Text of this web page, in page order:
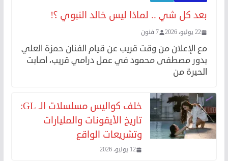
بعد كل شي .. لماذا ليس خالد النبوي ؟!
22 يوليو، 2026 7 فنون
مع الإعلان من وقت قريب عن قيام الفنان حمزة العلي
بدور مصطفى محمود في عمل درامي قريب، اصابت
الحيرة من
خلف كواليس مسلسلات الـ GL:
تاريخ الأيقونات والمليارات
وتشريعات الواقع
12 يوليو، 2026